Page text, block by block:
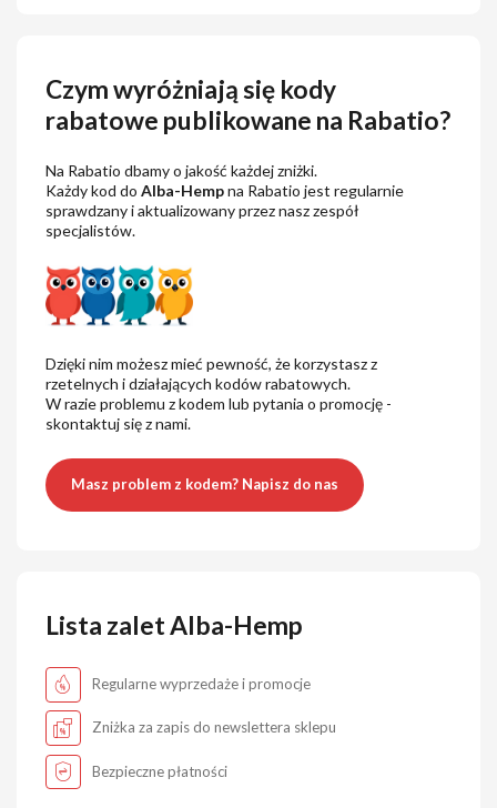
Czym wyróżniają się kody
rabatowe publikowane na Rabatio?
Na Rabatio dbamy o jakość każdej zniżki.
Każdy kod doAlba-Hempna Rabatio jest regularnie
sprawdzany i aktualizowany przez nasz zespół
specjalistów.
Dzięki nim możesz mieć pewność, że korzystasz z
rzetelnych i działających kodów rabatowych.
W razie problemu z kodem lub pytania o promocję -
skontaktuj się z nami.
Masz problem z kodem? Napisz do nas
Lista zalet Alba-Hemp
Regularne wyprzedaże i promocje
Zniżka za zapis do newslettera sklepu
Bezpieczne płatności